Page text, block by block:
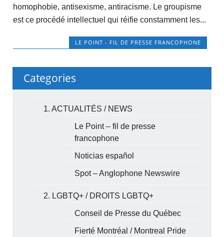
homophobie, antisexisme, antiracisme. Le groupisme
est ce procédé intellectuel qui réifie constamment les...
LE POINT - FIL DE PRESSE FRANCOPHONE
Categories
1. ACTUALITÉS / NEWS
Le Point – fil de presse
francophone
Noticias español
Spot – Anglophone Newswire
2. LGBTQ+ / DROITS LGBTQ+
Conseil de Presse du Québec
Fierté Montréal / Montreal Pride